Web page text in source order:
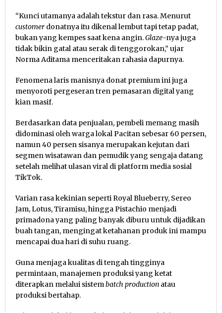
“Kunci utamanya adalah tekstur dan rasa. Menurut
customer donatnya itu dikenal lembut tapi tetap padat,
bukan yang kempes saat kena angin.Glaze-nya juga
tidak bikin gatal atau serak di tenggorokan,” ujar
Norma Aditama menceritakan rahasia dapurnya.
Fenomena laris manisnya donat premium ini juga
menyoroti pergeseran tren pemasaran digital yang
kian masif.
Berdasarkan data penjualan, pembeli memang masih
didominasi oleh warga lokal Pacitan sebesar 60 persen,
namun 40 persen sisanya merupakan kejutan dari
segmen wisatawan dan pemudik yang sengaja datang
setelah melihat ulasan viral di platform media sosial
TikTok.
Varian rasa kekinian seperti Royal Blueberry, Sereo
Jam, Lotus, Tiramisu, hingga Pistachio menjadi
primadona yang paling banyak diburu untuk dijadikan
buah tangan, mengingat ketahanan produk ini mampu
mencapai dua hari di suhu ruang.
Guna menjaga kualitas di tengah tingginya
permintaan, manajemen produksi yang ketat
diterapkan melalui sistem batch production atau
produksi bertahap.